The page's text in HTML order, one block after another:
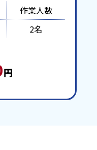
作業人数
2名
円